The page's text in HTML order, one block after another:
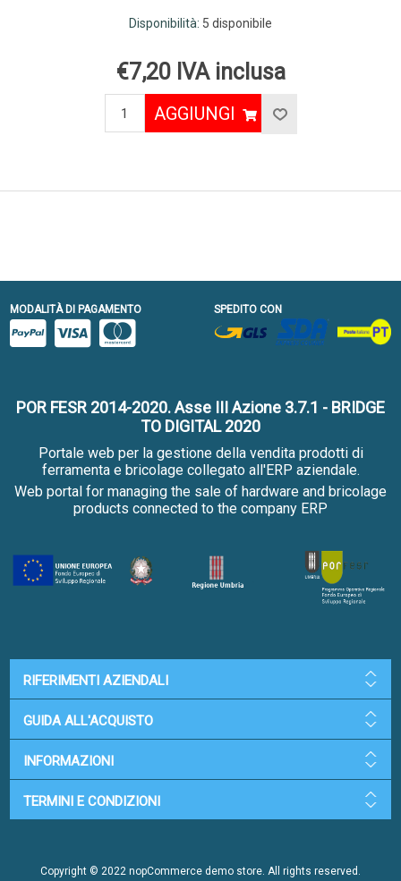
Disponibilità: 5 disponibile
€7,20 IVA inclusa
AGGIUNGI
MODALITÀ DI PAGAMENTO SPEDITO CON
POR FESR 2014-2020. Asse III Azione 3.7.1 - BRIDGE
TO DIGITAL 2020
Portale web per la gestione della vendita prodotti di
ferramenta e bricolage collegato all'ERP aziendale.
Web portal for managing the sale of hardware and bricolage
products connected to the company ERP
RIFERIMENTI AZIENDALI
GUIDA ALL'ACQUISTO
INFORMAZIONI
TERMINI E CONDIZIONI
Copyright © 2022 nopCommerce demo store. All rights reserved.